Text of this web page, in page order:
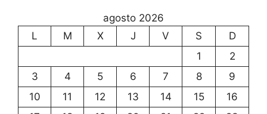
agosto 2026
L
M X J V S
D
1
2
3
4 5 6 7 8
9
10
11 12 13 14 15
16